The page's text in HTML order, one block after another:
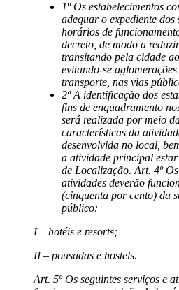
1º Os estabelecimentos
adequar o expediente dos
horários de
decreto, de modo a
transitando pela cidade
evitando-se
transporte, nas vias
2º A identificação dos
fins de enquadramento
será realizada por meio
características da
desenvolvida no local,
a atividade principal
de Localização. Art. 4º
atividades deverão
(cinquenta por cento) da
público:
I – hotéis e resorts;
II – pousadas e hostels.
Art. 5º Os seguintes serviços e